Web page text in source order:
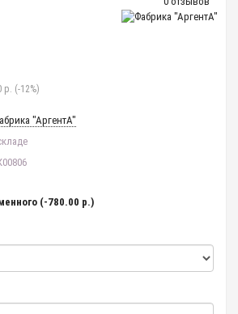
р. (-12%)
"АргентА"
(-780.00 р.)